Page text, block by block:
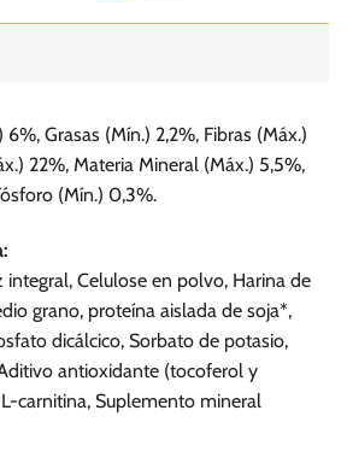
pueden
elegir
Grasas (Mín.) 2,2%, Fibras (Máx.)
22%, Materia Mineral (Máx.) 5,5%,
(Mín.) 0,3%.
integral, Celulose en polvo, Harina de
grano, proteína aislada de soja*,
dicálcico, Sorbato de potasio,
antioxidante (tocoferol y
carnitina, Suplemento mineral